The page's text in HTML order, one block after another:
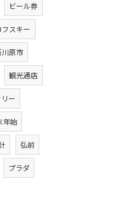
ビール券
スキー
川原市
観光通店
ー
年始
弘前
プラダ